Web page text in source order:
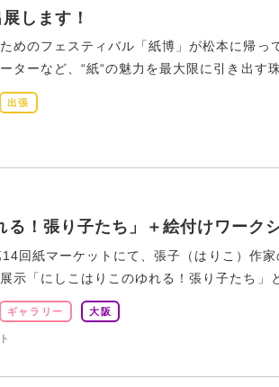
します！
めのフェスティバル「紙博」が松本に帰っ
ターなど、“紙“の魅力を最大限に引き出す
出張
る！張り子たち」＋絵付けワーク
回紙マーケットにて、張子（はりこ）作家
示「にしこはりこのゆれる！張り子たち」
ギャラリー 大阪